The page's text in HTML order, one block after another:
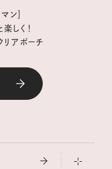
ン］
しく！
リアポーチ